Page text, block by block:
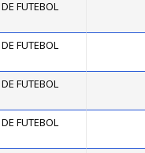
FUTEBOL
FUTEBOL
FUTEBOL
FUTEBOL